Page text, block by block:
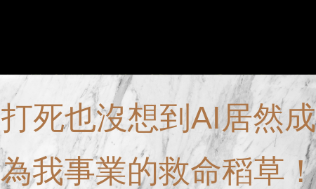
打死也沒想到AI居然成
為我事業的救命稻草！